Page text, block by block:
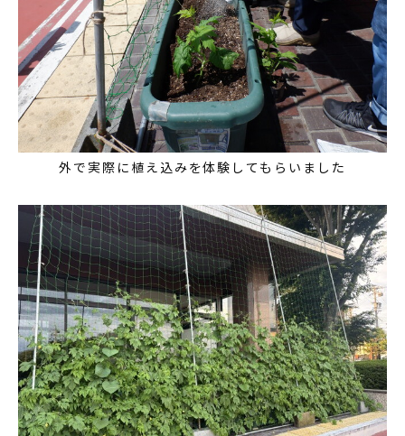
外で実際に植え込みを体験してもらいました